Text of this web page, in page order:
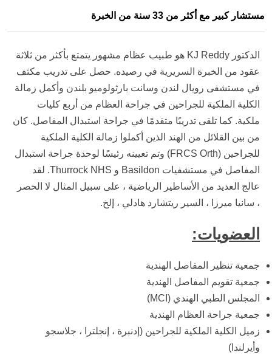
مستشار كبير مع أكثر من 33 سنة من الخبرة
الدكتور KJ Reddy هو طبيب عظام مشهور يتمتع بأكثر من ثلاثة
عقود من الخبرة السريرية في رصيده. حصل على تدريب مكثف
في مستشفى رويال لندن وسانت بارثولوميو بلندن وأكمل زمالة
الكلية الملكية للجراحين في جراحة العظام من أربع كليات
ملكية. كما تلقى تدريبًا متقدمًا في جراحة استبدال المفاصل. كان
من بين القلائل من الهند الذين أكملوا زمالة الكلية الملكية
للجراحين (FRCS Orth) وتم تعيينه رئيسًا لوحدة جراحة استبدال
المفاصل في مستشفيات Basildon و Thurrock NHS. لقد
عالج العديد من الأساطير الرياضية ، على سبيل المثال لا الحصر
، سانيا ميرزا ، السير ريتشارد هادلي ، إلخ.
العضويات:
جمعية تنظير المفاصل الهندية
جمعية تقويم المفاصل الهندية
المجلس الطبي الهندي (MCI)
جمعية جراحة العظام الهندية
زميل الكلية الملكية للجراحين (إدنبرة ، إنجلترا ، جلاسجو
وأيرلندا)